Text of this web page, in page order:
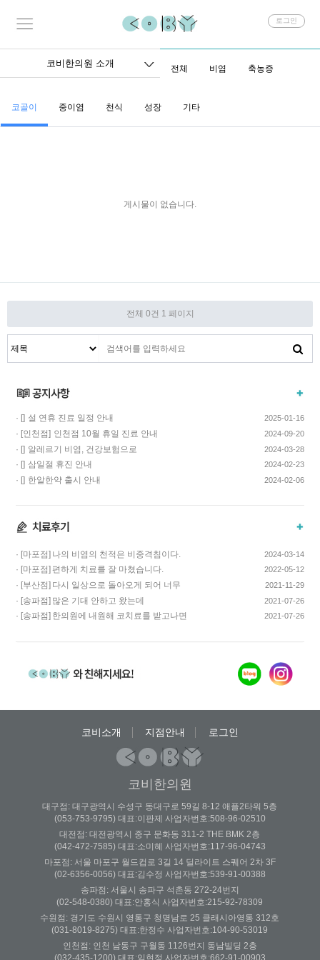
회
인
로그인
코비한의원 소개 전체 비염 축농증
코골이 중이염 천식 성장 기타
게시물이 없습니다.
전체 0건 1 페이지
· [] 설 연휴 진료 일정 안내 2025-01-16
· [인천점] 인천점 10월 휴일 진료 안내 2024-09-20
· [] 알레르기 비염, 건강보험으로
치료하고 비용…
2024-03-28
· [] 삼일절 휴진 안내 2024-02-23
· [] 한알한약 출시 안내 2024-02-06
· [마포점] 나의 비염의 천적은 비중격침이다. 2024-03-14
· [마포점] 편하게 치료를 잘 마쳤습니다. 2022-05-12
· [부산점] 다시 일상으로 돌아오게 되어 너무
기쁩니다…
2021-11-29
· [송파점] 많은 기대 안하고 왔는데
코스요리처럼 이어…
2021-07-26
· [송파점] 한의원에 내원해 코치료를 받고나면
2021-07-26
코비소개 지점안내 로그인
코비한의원
대구점: 대구광역시 수성구 동대구로 59길 8-12 애플2타워 5층
(053-753-9795) 대표:이판제 사업자번호:508-96-02510
대전점: 대전광역시 중구 문화동 311-2 THE BMK 2층
(042-472-7585) 대표:소미혜 사업자번호:117-96-04743
마포점: 서울 마포구 월드컵로 3길 14 딜라이트 스퀘어 2차 3F
(02-6356-0056) 대표:김수정 사업자번호:539-91-00388
송파점: 서울시 송파구 석촌동 272-24번지
(02-548-0380) 대표:안홍식 사업자번호:215-92-78309
수원점: 경기도 수원시 영통구 청명남로 25 클래시아영통 312호
(031-8019-8275) 대표:한정수 사업자번호:104-90-53019
인천점: 인천 남동구 구월동 1126번지 동남빌딩 2층
(032-435-1200) 대표:임현정 사업자번호:662-91-00903